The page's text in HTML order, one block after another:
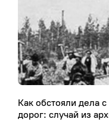
Как обстояли дела
дорог: случай из